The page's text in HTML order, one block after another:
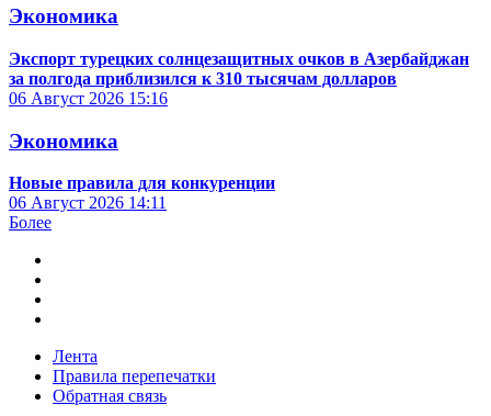
Экономика
Экспорт турецких солнцезащитных очков в Азербайджан
за полгода приблизился к 310 тысячам долларов
06 Август 2026 15:16
Экономика
Новые правила для конкуренции
06 Август 2026 14:11
Более
Лента
Правила перепечатки
Обратная связь